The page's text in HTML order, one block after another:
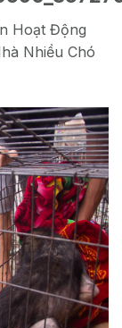
Hoạt Động
Nhiều Chó